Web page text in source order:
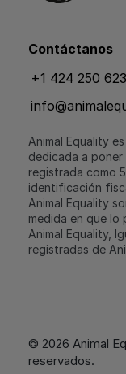
Contáctanos
+1 424 250
Animal Equality
dedicada a poner
registrada como
identificación
Animal Equality
medida en que lo
Animal Equality,
registradas de
© 2026 Animal
reservados.